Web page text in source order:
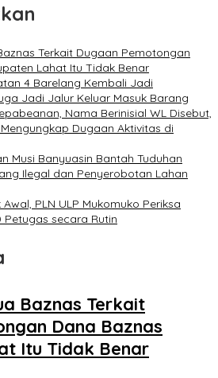
Terkait Dugaan Pemotongan
Lahat Itu Tidak Benar
4 Barelang Kembali Jadi
Jadi Jalur Keluar Masuk Barang
Nama Berinisial WL Disebut,
Dugaan Aktivitas di
Musi Banyuasin Bantah Tuduhan
Ilegal dan Penyerobotan Lahan
PLN ULP Mukomuko Periksa
Petugas secara Rutin
Baznas Terkait
Dana Baznas
Itu Tidak Benar